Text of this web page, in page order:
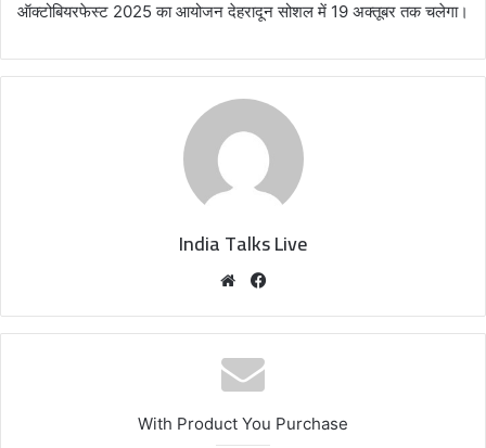
ऑक्टोबियरफेस्ट 2025 का आयोजन देहरादून सोशल में 19 अक्तूबर तक चलेगा।
India Talks Live
We
te
bo
With Product You Purchase